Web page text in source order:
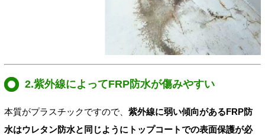
2.紫外線によってFRP防水が傷みやすい
本質がプラスチックですので、 紫外線に弱い傾向があるFRP防
水はウレタン防水と同じようにトップコートでの表面保護が必